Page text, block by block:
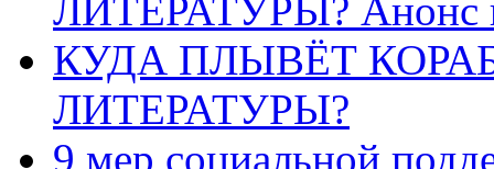
ЛИТЕРАТУРЫ? Анонс
КУДА ПЛЫВЁТ
ЛИТЕРАТУРЫ?
9 мер социальной